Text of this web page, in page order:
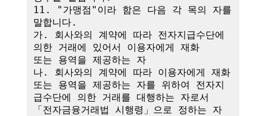
11. "가맹점"이라 함은 다음 각 목의 자를
말합니다.
가. 회사와의 계약에 따라 전자지급수단에
의한 거래에 있어서 이용자에게 재화
또는 용역을 제공하는 자
나. 회사와의 계약에 따라 이용자에게 재화
또는 용역을 제공하는 자를 위하여 전자지
급수단에 의한 거래를 대행하는 자로서
「전자금융거래법 시행령」으로 정하는 자